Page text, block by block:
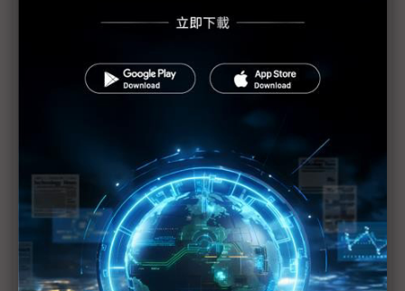
規避關稅大打平價與豪奢雙戰線 中系電動車4月歐
裕融嚴陳莉蓮：汽車、出行與用車事業的協同發展
回應232關稅優惠上路 東陽：對台灣汽車零件產業
具正面意義
新纖：地緣風險是危機也是轉機 三大布局推進成長
台美投資MOU關稅優惠先落地 汽車零組件15%、航
空零件迎近乎免稅